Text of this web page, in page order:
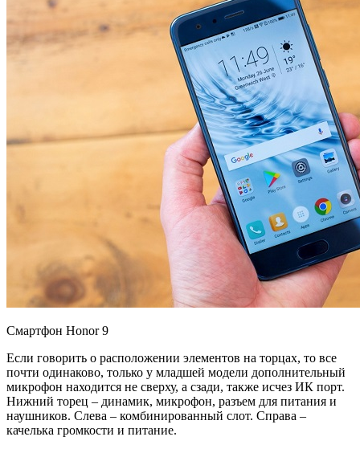
Смартфон Honor 9
Если говорить о расположении элементов на торцах, то все
почти одинаково, только у младшей модели дополнительный
микрофон находится не сверху, а сзади, также исчез ИК порт.
Нижний торец – динамик, микрофон, разъем для питания и
наушников. Слева – комбинированный слот. Справа –
качелька громкости и питание.